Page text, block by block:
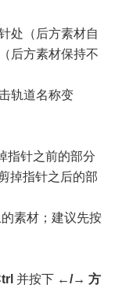
处（后方素材自
后方素材保持不
轨道名称变
指针之前的部分
掉指针之后的部
素材；建议先按
并按下 ←/→ 方